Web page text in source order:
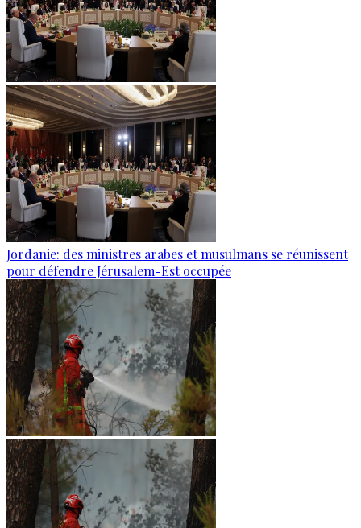
Jordanie: des ministres arabes et musulmans se réunissent
pour défendre Jérusalem-Est occupée